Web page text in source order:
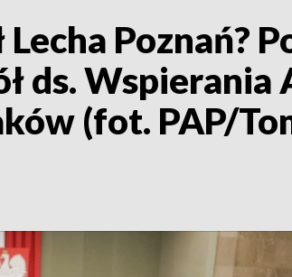
Poznań?
ds. Wspierania
(fot. PAP/